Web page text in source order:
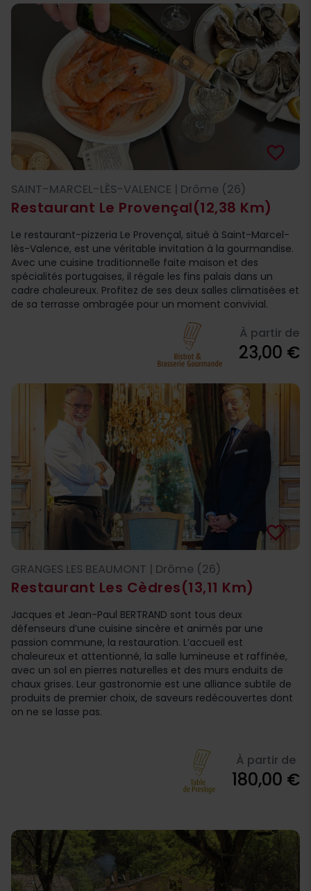
Restaurant Le Provençal(12,38 Km)
favorite_border
SAINT-MARCEL-LÈS-VALENCE | Drôme (26)
Le restaurant-pizzeria Le Provençal, situé à Saint-Marcel-
lès-Valence, est une véritable invitation à la gourmandise.
Avec une cuisine traditionnelle faite maison et des
spécialités portugaises, il régale les fins palais dans un
cadre chaleureux. Profitez de ses deux salles climatisées et
de sa terrasse ombragée pour un moment convivial.
À partir de
23,00 €
Restaurant Les Cèdres(13,11 Km)
favorite_border
GRANGES LES BEAUMONT | Drôme (26)
Jacques et Jean-Paul BERTRAND sont tous deux
défenseurs d’une cuisine sincère et animés par une
passion commune, la restauration. L’accueil est
chaleureux et attentionné, la salle lumineuse et raffinée,
avec un sol en pierres naturelles et des murs enduits de
chaux grises. Leur gastronomie est une alliance subtile de
produits de premier choix, de saveurs redécouvertes dont
on ne se lasse pas.
À partir de
180,00 €